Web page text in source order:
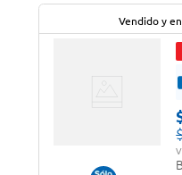
Vendido y